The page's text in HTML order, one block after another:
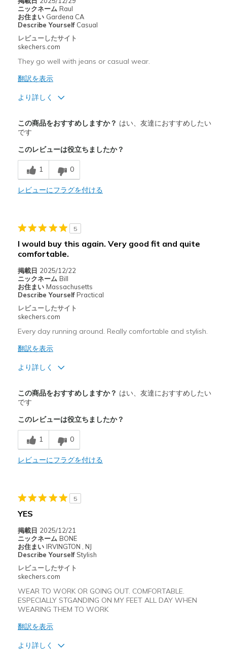
Going Out
Width
Feels too wide
Sizing
View On Shoes
ニックネーム Raul
お住まい Gardena CA
Describe Yourself Casual
レビューしたサイト
skechers.com
They go well with jeans or casual wear.
翻訳を表示
より詳しく
Attractive Design
Comfortable
Stylish
以下に最適
Width
Sizing
Feels true to size
View On Shoes
この商品をおすすめしますか？ はい、友達におすすめしたい
です
このレビューは役立ちましたか？
1 0
レビューにフラグを付ける
5
I would buy this again. Very good fit and quite
comfortable.
掲載日 2025/12/22
ニックネーム Bill
お住まい Massachusetts
Describe Yourself Practical
レビューしたサイト
skechers.com
Every day running around. Really comfortable and stylish.
翻訳を表示
より詳しく
Attractive Design
Comfortable
Stylish
以下に最適
Going Out
Width
Sizing
View On Shoes
Shoes are for Wearing
この商品をおすすめしますか？ はい、友達におすすめしたい
です
このレビューは役立ちましたか？
1 0
レビューにフラグを付ける
5
YES
掲載日 2025/12/21
ニックネーム BONE
お住まい IRVINGTON , NJ
Describe Yourself Stylish
レビューしたサイト
skechers.com
WEAR TO WORK OR GOING OUT. COMFORTABLE.
ESPECIALLY STGANDING ON MY FEET ALL DAY WHEN
WEARING THEM TO WORK
翻訳を表示
より詳しく